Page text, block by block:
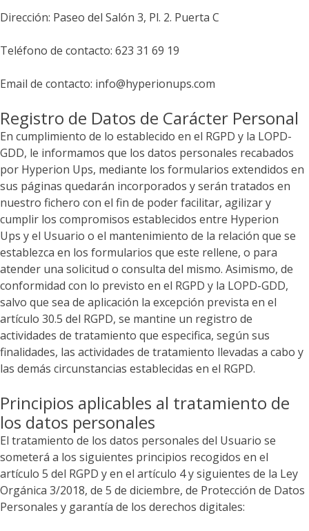
Dirección: Paseo del Salón 3, Pl. 2. Puerta C
Teléfono de contacto: 623 31 69 19
Email de contacto: info@hyperionups.com
Registro de Datos de Carácter Personal
En cumplimiento de lo establecido en el RGPD y la LOPD-
GDD, le informamos que los datos personales recabados
por Hyperion Ups, mediante los formularios extendidos en
sus páginas quedarán incorporados y serán tratados en
nuestro fichero con el fin de poder facilitar, agilizar y
cumplir los compromisos establecidos entre Hyperion
Ups y el Usuario o el mantenimiento de la relación que se
establezca en los formularios que este rellene, o para
atender una solicitud o consulta del mismo. Asimismo, de
conformidad con lo previsto en el RGPD y la LOPD-GDD,
salvo que sea de aplicación la excepción prevista en el
artículo 30.5 del RGPD, se mantine un registro de
actividades de tratamiento que especifica, según sus
finalidades, las actividades de tratamiento llevadas a cabo y
las demás circunstancias establecidas en el RGPD.
Principios aplicables al tratamiento de
los datos personales
El tratamiento de los datos personales del Usuario se
someterá a los siguientes principios recogidos en el
artículo 5 del RGPD y en el artículo 4 y siguientes de la Ley
Orgánica 3/2018, de 5 de diciembre, de Protección de Datos
Personales y garantía de los derechos digitales: